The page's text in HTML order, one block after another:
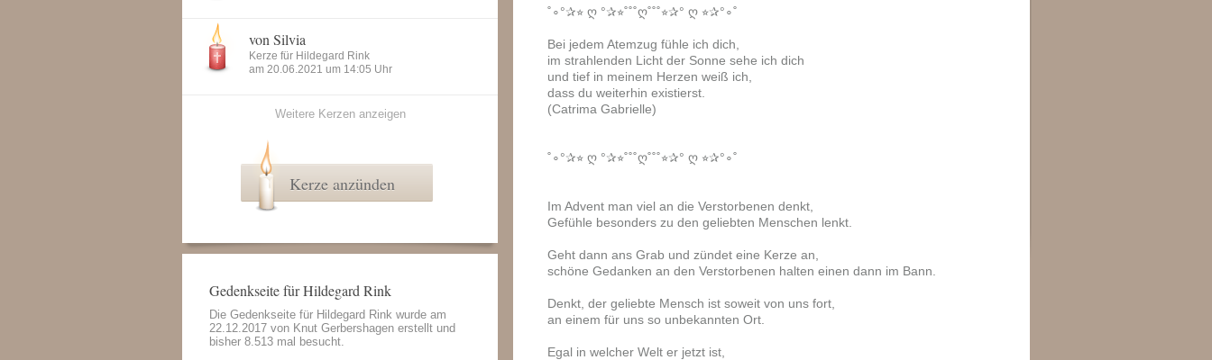
˚∘°✰⭐︎ ღ °✰⭐︎˚˚˚ღ˚˚˚⭐︎✰° ღ ⭐︎✰°∘˚
Bei jedem Atemzug fühle ich dich,
im strahlenden Licht der Sonne sehe ich dich
und tief in meinem Herzen weiß ich,
dass du weiterhin existierst.
(Catrima Gabrielle)
˚∘°✰⭐︎ ღ °✰⭐︎˚˚˚ღ˚˚˚⭐︎✰° ღ ⭐︎✰°∘˚
Im Advent man viel an die Verstorbenen denkt,
Gefühle besonders zu den geliebten Menschen lenkt.
Geht dann ans Grab und zündet eine Kerze an,
schöne Gedanken an den Verstorbenen halten einen dann im Bann.
Denkt, der geliebte Mensch ist soweit von uns fort,
an einem für uns so unbekannten Ort.
Egal in welcher Welt er jetzt ist,
von Silvia
Kerze für Hildegard Rink
am 20.06.2021 um 14:05 Uhr
Weitere Kerzen anzeigen
Kerze anzünden
Gedenkseite für Hildegard Rink
Die Gedenkseite für Hildegard Rink wurde am
22.12.2017 von Knut Gerbershagen erstellt und
bisher 8.513 mal besucht.